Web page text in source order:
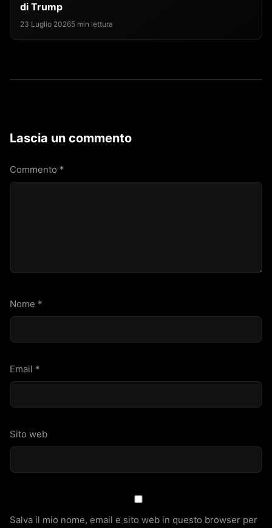
di Trump
23 Luglio 20265 min lettura
Lascia un commento
Commento *
Nome *
Email *
Sito web
Salva il mio nome, email e sito web in questo browser per